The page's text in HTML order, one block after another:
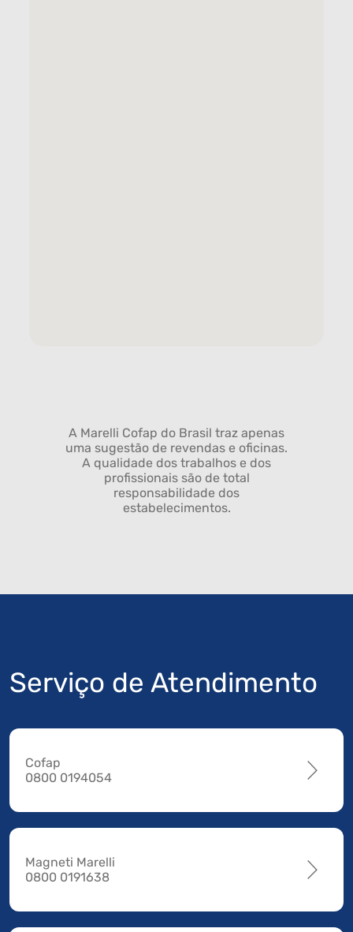
A Marelli Cofap do Brasil traz apenas
uma sugestão de revendas e oficinas.
A qualidade dos trabalhos e dos
profissionais são de total
responsabilidade dos
estabelecimentos.
Serviço de Atendimento
Cofap
0800 0194054
Magneti Marelli
0800 0191638